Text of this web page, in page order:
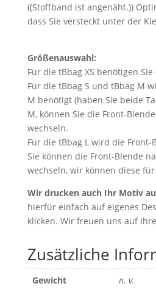
((Stoffband ist angenäht.))
dass Sie versteckt unter der
Größenauswahl:
Für die tBbag XS benötigen
Für die tBbag S und tBbag M
M benötigt (haben Sie beide
M, können Sie die Front-
wechseln.
Für die tBbag L wird die Front-
Sie können die Front-Blende
wechseln, wir können diese
Wir drucken auch Ihr Motiv
hierfür einfach auf eigenes
klicken. Wir freuen uns auf
Zusätzliche
Gewicht n. v.